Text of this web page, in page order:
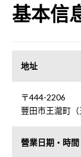
基本信
地址
〒444-2206
豐田市王瀧町（
營業日期・時間